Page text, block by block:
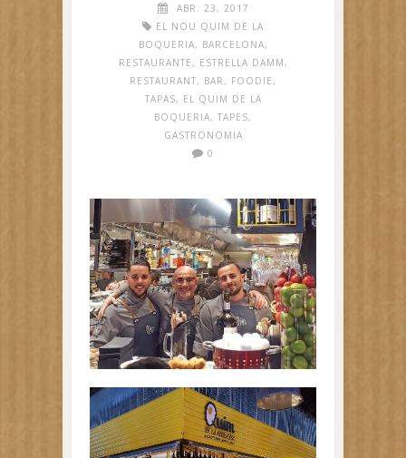
ABR. 23, 2017
EL NOU QUIM DE LA
BOQUERIA, BARCELONA,
RESTAURANTE, ESTRELLA DAMM,
RESTAURANT, BAR, FOODIE,
TAPAS, EL QUIM DE LA
BOQUERIA, TAPES,
GASTRONOMIA
0